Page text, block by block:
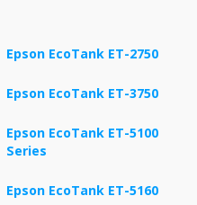
Epson EcoTank ET-2750
Epson EcoTank ET-3750
Epson EcoTank ET-5100
Series
Epson EcoTank ET-5160